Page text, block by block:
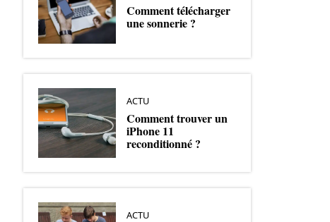
Comment télécharger
une sonnerie ?
ACTU
Comment trouver un
iPhone 11
reconditionné ?
ACTU